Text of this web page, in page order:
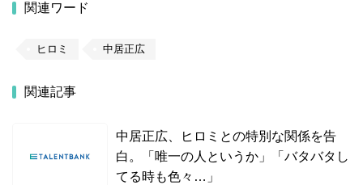
関連ワード
ヒロミ 中居正広
関連記事
中居正広、ヒロミとの特別な関係を告
白。「唯一の人というか」「バタバタし
てる時も色々…」